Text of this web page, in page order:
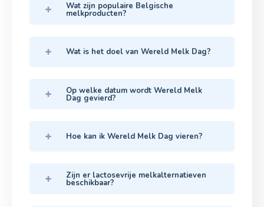
Wat zijn populaire Belgische
melkproducten?
Wat is het doel van Wereld Melk Dag?
Op welke datum wordt Wereld Melk
Dag gevierd?
Hoe kan ik Wereld Melk Dag vieren?
Zijn er lactosevrije melkalternatieven
beschikbaar?